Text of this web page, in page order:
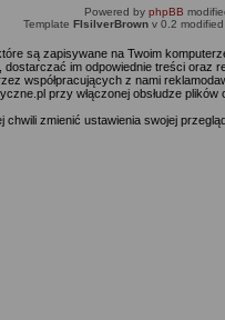
Powered by phpBB
Template FIsilverBrownv 0.2 modified
są zapisywane na Twoim
im odpowiednie treści oraz
współpracujących z nami
przy włączonej obsłudze
zmienić ustawienia swojej